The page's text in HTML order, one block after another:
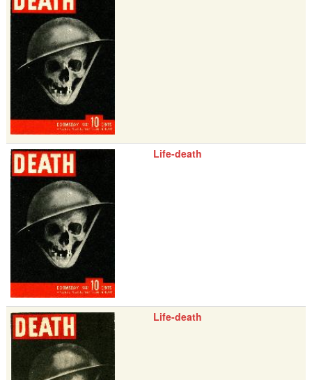
Life-death
Life-death